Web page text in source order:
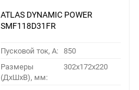
ATLAS DYNAMIC POWER
SMF118D31FR
Пусковой ток, A: 850
Размеры
(ДхШхВ), мм:
302x172x220